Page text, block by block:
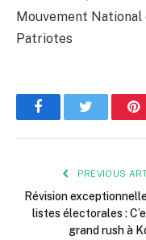
Mouvement National
Patriotes
FacebookTwitter
PREVIOUS
Révision
listes électorales :
grand rush à